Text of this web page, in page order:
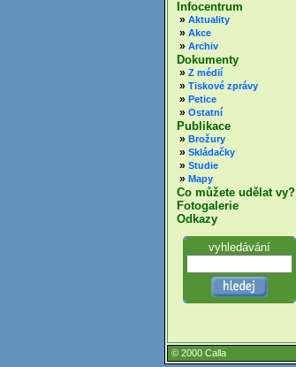
Infocentrum
» Aktuality
» Akce
» Archiv
Dokumenty
» Z médií
» Tiskové zprávy
» Petice
» Ostatní
Publikace
» Brožury
» Skládačky
» Studie
» Mapy
Co můžete udělat vy?
Fotogalerie
Odkazy
vyhledávání
© 2000 Calla